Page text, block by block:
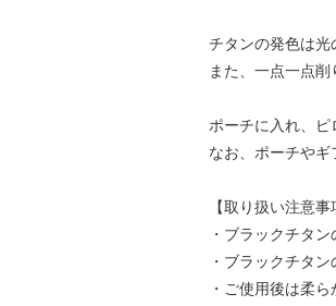
チタンの発色は光
また、一点一点削
ポーチに入れ、ピ
なお、ポーチやギ
【取り扱い注意事
・ブラックチタ
・ブラックチタ
・ご使用後は柔